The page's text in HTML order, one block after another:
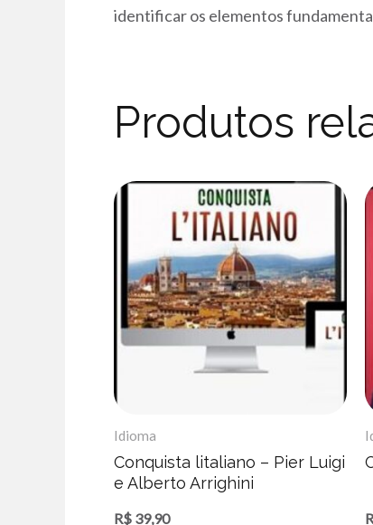
identificar os elementos
Produtos
Idioma
Conquista litaliano – Pier Luigi
e Alberto Arrighini
R$ 39,90